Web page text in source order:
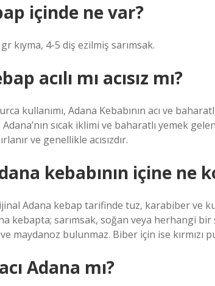
içinde ne var?
kıyma, 4-5 diş ezilmiş sarımsak.
acılı mı acısız mı?
kullanımı, Adana Kebabının acı ve
Adana’nın sıcak iklimi ve baharatlı yemek
ve genellikle acısızdır.
kebabının içine ne
Adana kebap tarifinde tuz, karabiber ve
kebapta; sarımsak, soğan veya herhangi
maydanoz bulunmaz. Biber için ise
Adana mı?